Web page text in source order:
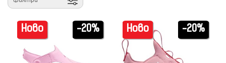
-20%
Ново -20%
Ново